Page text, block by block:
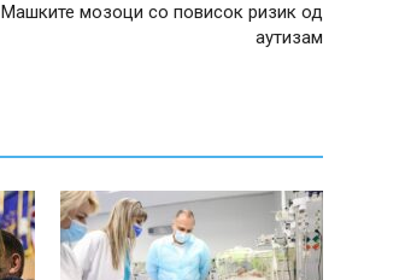
Машките мозоци со повисок ризик од
аутизам